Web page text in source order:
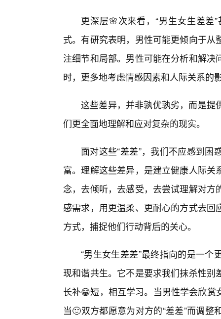
更深层🌸次来看，“男生女生差差
式。有研究表明，男性可能更倾向于
注细节和局部。男性可能在分析和解
时，更多地考虑情感因素和人际关系的
这些差异，并非孰优孰劣，而是提
们更全面地理解和应对复杂的现实。
面对这些“差差”，我们不应感到
富。理解这些差异，是建立健康人际
念，去倾听，去感受，去尝试理解对
感需求，用更温柔、更耐心的方式去
方式，捕捉他们行动背后的关心。
“男生女生差差”最终指向的是一
现和谐共生。它不是要求我们抹杀性
长补😁短，相互学习。当男性学会欣
当🙂双方都愿意为对方的“差差”而调